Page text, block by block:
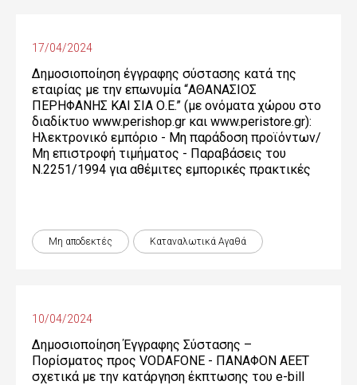
17/04/2024
Δημοσιοποίηση έγγραφης σύστασης κατά της
εταιρίας με την επωνυμία “ΑΘΑΝΑΣΙΟΣ
ΠΕΡΗΦΑΝΗΣ ΚΑΙ ΣΙΑ Ο.Ε.” (με ονόματα χώρου στο
διαδίκτυο www.perishop.gr και www.peristore.gr):
Ηλεκτρονικό εμπόριο - Μη παράδοση προϊόντων/
Μη επιστροφή τιμήματος - Παραβάσεις του
Ν.2251/1994 για αθέμιτες εμπορικές πρακτικές
Μη αποδεκτές Καταναλωτικά Αγαθά
10/04/2024
Δημοσιοποίηση Έγγραφης Σύστασης –
Πορίσματος προς VODAFONE - ΠΑΝΑΦΟΝ ΑΕΕΤ
σχετικά με την κατάργηση έκπτωσης του e-bill